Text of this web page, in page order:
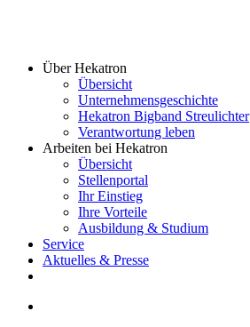
Über Hekatron
Übersicht
Unternehmensgeschichte
Hekatron Bigband Streulichter
Verantwortung leben
Arbeiten bei Hekatron
Übersicht
Stellenportal
Ihr Einstieg
Ihre Vorteile
Ausbildung & Studium
Service
Aktuelles & Presse